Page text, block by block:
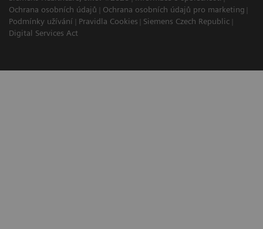
Ochrana osobních údajů
Ochrana osobních údajů pro marketing
Podmínky užívání
Pravidla Cookies
Siemens Czech Republic
Digital Services Act